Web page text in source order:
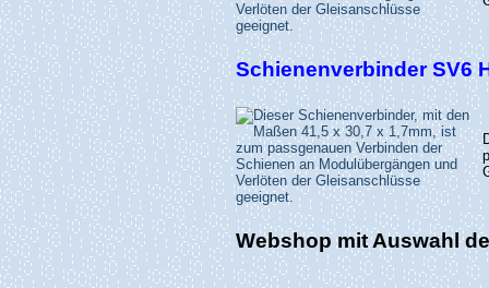
Schienenverbinder SV6
Webshop mit Auswahl